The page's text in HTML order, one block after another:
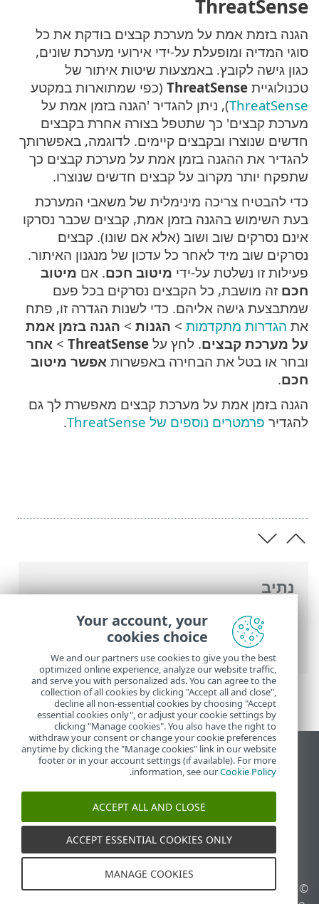
נתיב
העזרה המקוונת של ESET >
ESET Internet
Security
> הגדרות מתקדמות>הגנות
בזמן אמת על מערכת קבצים
ThreatSense
הגנה בזמת אמת על מערכת קבצים בודקת את כל
סוגי המדיה ומופעלת על-ידי אירועי מערכת שונים,
כגון גישה לקובץ. באמצעות שיטות איתור של
טכנולוגיית ThreatSense (כפי שמתוארות במקטע
ThreatSense), ניתן להגדיר 'הגנה בזמן אמת על
מערכת קבצים' כך שתטפל בצורה אחרת בקבצים
חדשים שנוצרו ובקבצים קיימים. לדוגמה, באפשרותך
להגדיר את ההגנה בזמן אמת על מערכת קבצים כך
שתפקח יותר מקרוב על קבצים חדשים שנוצרו.
כדי להבטיח צריכה מינימלית של משאבי המערכת
בעת השימוש בהגנה בזמן אמת, קבצים שכבר נסרקו
אינם נסרקים שוב ושוב (אלא אם שונו). קבצים
נסרקים שוב מיד לאחר כל עדכון של מנגנון האיתור.
פעילות זו נשלטת על-ידי מיטוב חכם. אם מיטוב
חכם זה מושבת, כל הקבצים נסרקים בכל פעם
שמתבצעת גישה אליהם. כדי לשנות הגדרה זו, פתח
את הגדרות מתקדמות > הגנות > הגנה בזמן אמת
על מערכת קבצים. לחץ על ThreatSense
> אחר
ובחר או בטל את הבחירה באפשרות אפשר מיטוב
חכם.
הגנה בזמן אמת על מערכת קבצים מאפשרת לך גם
להגדיר פרמטרים נוספים של ThreatSense .
הצג את האתר למחשב
End of Life
מאגר הידע של ESET
ESET Status Portal
תמיכה אזורית
© 1992 - 2025 ESET, spol. s ניהול קובצי Cookie
Your account, your
cookies choice
We and our partners use cookies to give you the best
optimized online experience, analyze our website traffic,
and serve you with personalized ads. You can agree to the
collection of all cookies by clicking "Accept all and close",
decline all non-essential cookies by choosing "Accept
essential cookies only", or adjust your cookie settings by
clicking "Manage cookies". You also have the right to
withdraw your consent or change your cookie preferences
anytime by clicking the "Manage cookies" link in our website
footer or in your account settings (if available). For more
information, see ourCookie Policy
.
ACCEPT ALL AND CLOSE
ACCEPT ESSENTIAL COOKIES ONLY
MANAGE COOKIES